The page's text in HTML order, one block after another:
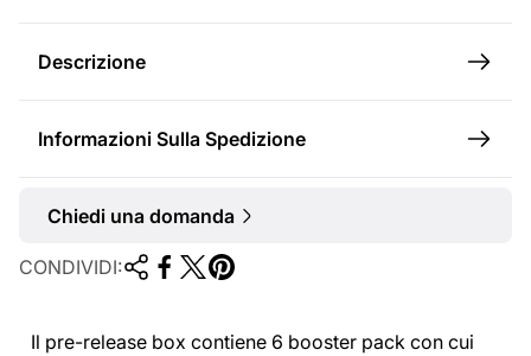
Descrizione
Informazioni Sulla Spedizione
Chiedi una domanda
CONDIVIDI:
Il pre-release box contiene 6 booster pack con cui